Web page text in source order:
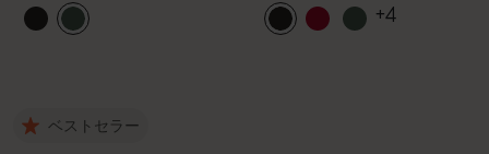
+4
ベストセラー